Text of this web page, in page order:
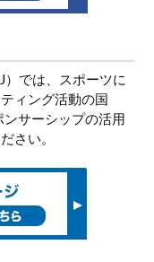
）では、スポーツに
ィング活動の国
サーシップの活用
さい。